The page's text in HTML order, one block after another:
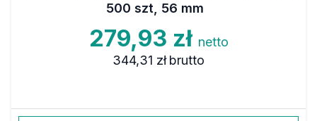
500 szt, 56 mm
279,93 zł netto
344,31 zł brutto